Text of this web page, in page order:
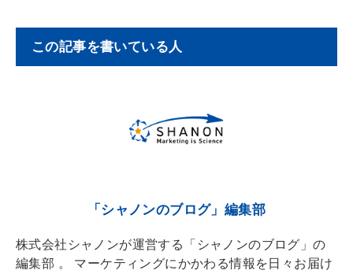
この記事を書いている人
「シャノンのブログ」編集部
株式会社シャノンが運営する「シャノンのブログ」の
編集部 。 マーケティングにかかわる情報を日々お届け